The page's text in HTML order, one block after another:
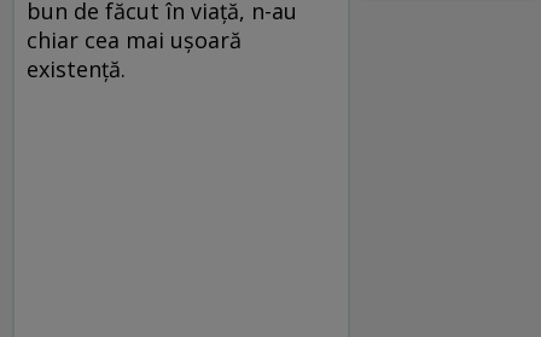
bun de făcut în viață, n-au
chiar cea mai ușoară
existență.